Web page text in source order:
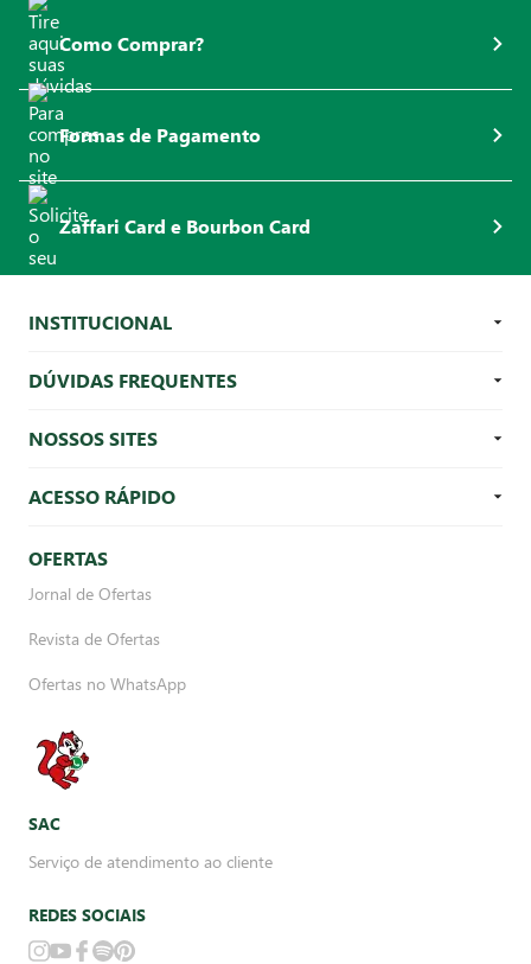
Como Comprar?
Formas de Pagamento
Zaffari Card e Bourbon Card
INSTITUCIONAL
DÚVIDAS FREQUENTES
NOSSOS SITES
ACESSO RÁPIDO
OFERTAS
Jornal de Ofertas
Revista de Ofertas
Ofertas no WhatsApp
SAC
Serviço de atendimento ao cliente
REDES SOCIAIS